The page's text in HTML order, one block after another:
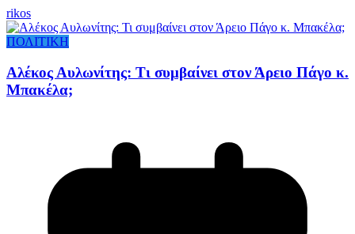
rikos
ΠΟΛΙΤΙΚΗ
Αλέκος Αυλωνίτης: Τι συμβαίνει στον Άρειο Πάγο κ.
Μπακέλα;